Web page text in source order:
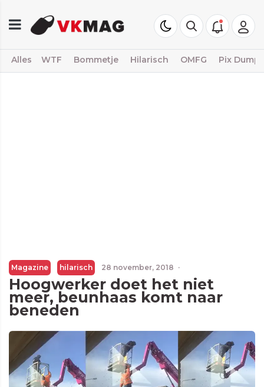
Alles WTF Bommetje Hilarisch OMFG Pix Dump
Magazine hilarisch 28 november, 2018 ·
Hoogwerker doet het niet
meer, beunhaas komt naar
beneden